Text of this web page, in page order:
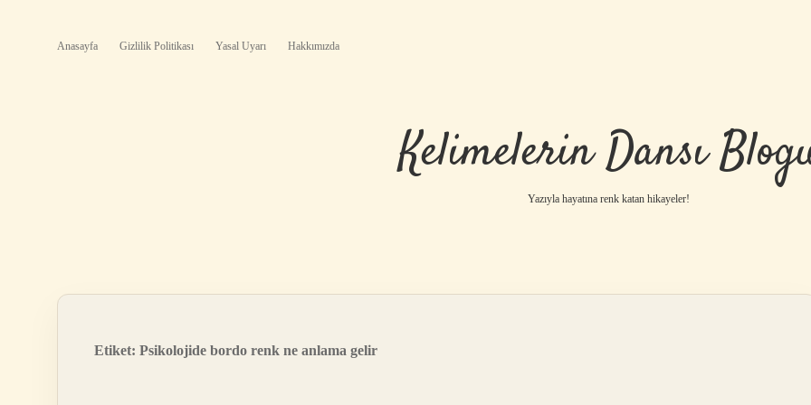
Anasayfa Gizlilik Politikası Yasal Uyarı Hakkımızda
Kelimelerin Dansı
Yazıyla hayatına renk katan hikayeler!
Etiket: Psikolojide bordo renk ne anlama gelir